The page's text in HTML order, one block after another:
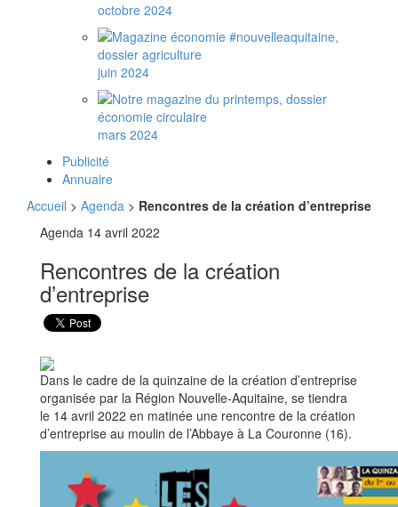
octobre 2024
juin 2024
mars 2024
Publicité
Annuaire
Accueil > Agenda > Rencontres de la création d’entreprise
Agenda 14 avril 2022
Rencontres de la création
d’entreprise
Dans le cadre de la quinzaine de la création d’entreprise
organisée par la Région Nouvelle-Aquitaine, se tiendra
le 14 avril 2022 en matinée une rencontre de la création
d’entreprise au moulin de l’Abbaye à La Couronne (16).